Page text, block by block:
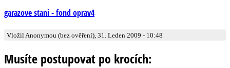
garazove stani - fond oprav4
Vložil Anonymou (bez ověření), 31. Leden 2009 - 10:48
Musíte postupovat po krocích: